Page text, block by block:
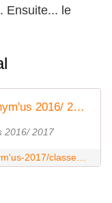
Ensuite... le
Classement final du Trophée Anonym'us 2016/ 2017
2016/ 2017